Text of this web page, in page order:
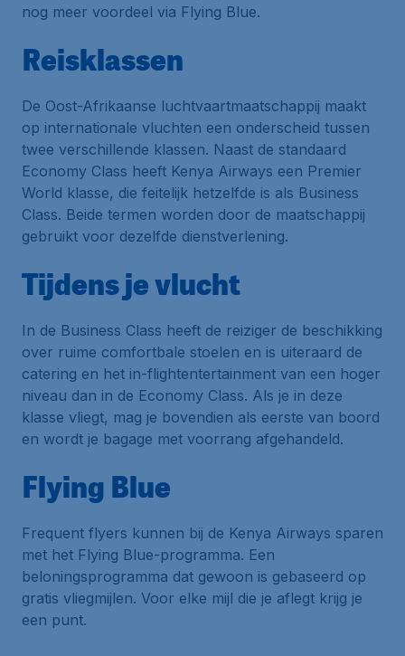
nog meer voordeel via Flying Blue.
Reisklassen
De Oost-Afrikaanse luchtvaartmaatschappij maakt
op internationale vluchten een onderscheid tussen
twee verschillende klassen. Naast de standaard
Economy Class heeft Kenya Airways een Premier
World klasse, die feitelijk hetzelfde is als Business
Class. Beide termen worden door de maatschappij
gebruikt voor dezelfde dienstverlening.
Tijdens je vlucht
In de Business Class heeft de reiziger de beschikking
over ruime comfortbale stoelen en is uiteraard de
catering en het in-flightentertainment van een hoger
niveau dan in de Economy Class. Als je in deze
klasse vliegt, mag je bovendien als eerste van boord
en wordt je bagage met voorrang afgehandeld.
Flying Blue
Frequent flyers kunnen bij de Kenya Airways sparen
met het Flying Blue-programma. Een
beloningsprogramma dat gewoon is gebaseerd op
gratis vliegmijlen. Voor elke mijl die je aflegt krijg je
een punt.